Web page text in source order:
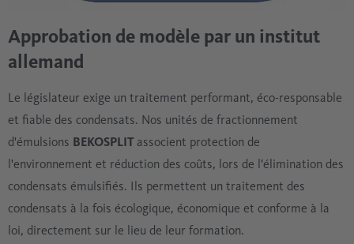
Approbation de modèle par un institut
allemand
Le législateur exige un traitement performant, éco-responsable
et fiable des condensats. Nos unités de fractionnement
d'émulsions BEKOSPLIT associent protection de
l'environnement et réduction des coûts, lors de l'élimination des
condensats émulsifiés. Ils permettent un traitement des
condensats à la fois écologique, économique et conforme à la
loi, directement sur le lieu de leur formation.